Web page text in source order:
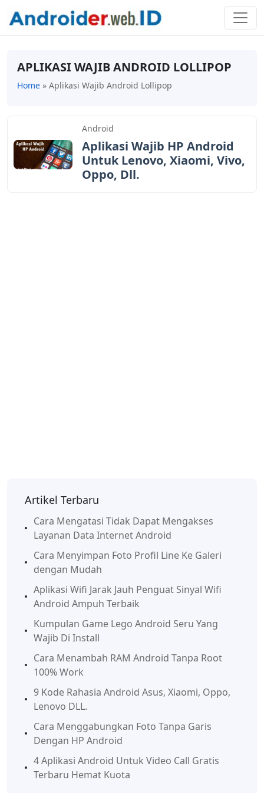
APLIKASI WAJIB ANDROID LOLLIPOP
Home » Aplikasi Wajib Android Lollipop
Android
Aplikasi Wajib HP Android
Untuk Lenovo, Xiaomi, Vivo,
Oppo, Dll.
Artikel Terbaru
Cara Mengatasi Tidak Dapat Mengakses
Layanan Data Internet Android
Cara Menyimpan Foto Profil Line Ke Galeri
dengan Mudah
Aplikasi Wifi Jarak Jauh Penguat Sinyal Wifi
Android Ampuh Terbaik
Kumpulan Game Lego Android Seru Yang
Wajib Di Install
Cara Menambah RAM Android Tanpa Root
100% Work
9 Kode Rahasia Android Asus, Xiaomi, Oppo,
Lenovo DLL.
Cara Menggabungkan Foto Tanpa Garis
Dengan HP Android
4 Aplikasi Android Untuk Video Call Gratis
Terbaru Hemat Kuota